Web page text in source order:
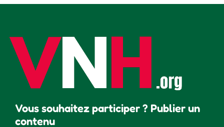
Vous souhaitez participer ? Publier un
contenu